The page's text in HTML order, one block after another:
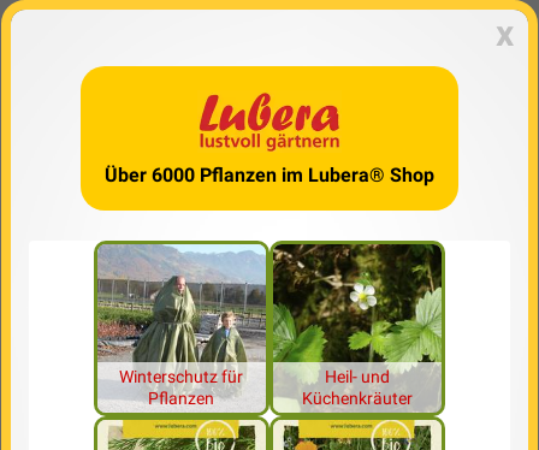
x
Über 6000 Pflanzen im Lubera® Shop
Winterschutz für
Pflanzen
Heil- und
Küchenkräuter